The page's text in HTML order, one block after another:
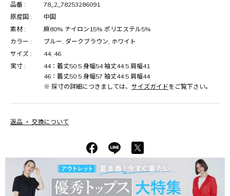
品番 :
78_2_78253286091
原産国 :
中国
素材 :
麻80% ナイロン15% ポリエステル5%
カラー :
ブルー, ダークブラウン, ホワイト
サイズ :
44, 46
実寸 :
44：着丈50.5 身幅54 袖丈44.5 肩幅41
46：着丈50.5 身幅57 袖丈44.5 肩幅44
※ 採寸の詳細につきましては、 サイズガイドをご覧下さい。
返品 ・ 交換について